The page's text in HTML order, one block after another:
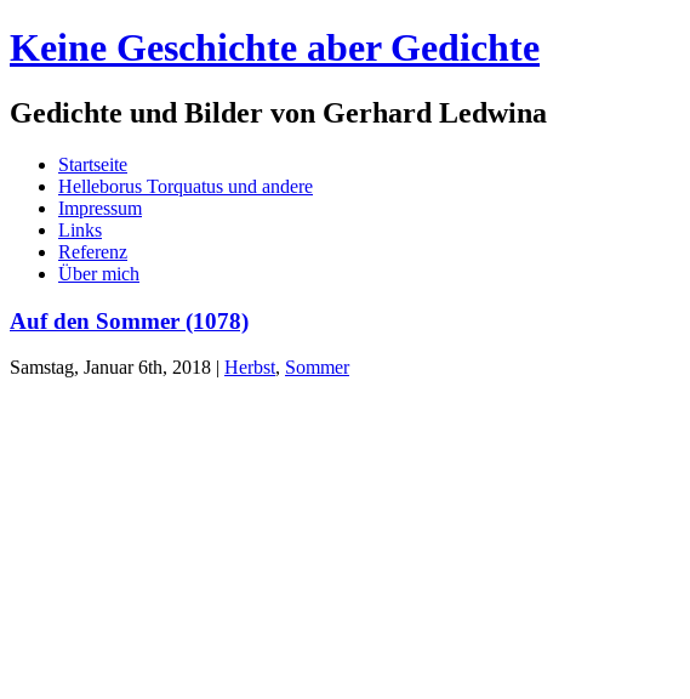
Keine Geschichte aber Gedichte
Gedichte und Bilder von Gerhard Ledwina
Startseite
Helleborus Torquatus und andere
Impressum
Links
Referenz
Über mich
Auf den Sommer (1078)
Samstag, Januar 6th, 2018 | Herbst, Sommer